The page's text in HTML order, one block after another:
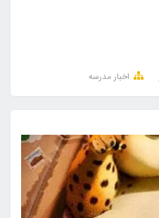
اخبار مدرسه